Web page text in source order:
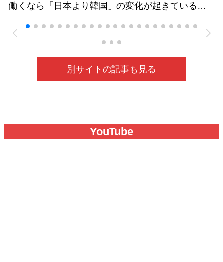
若狭医療福祉専門学校［福井新聞］26/05
働くなら「日本より韓国」の変化が起きている
ベトナムの人材送り出し機関が懸念［東京新聞］
26/05
別サイトの記事も見る
YouTube